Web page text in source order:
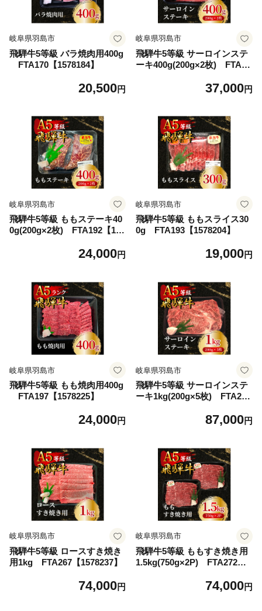
岐阜県羽島市
飛騨牛5等級 バラ焼肉用400g
FTA170【1578184】
20,500円
岐阜県羽島市
飛騨牛5等級 サーロインステ
ーキ400g(200g×2枚) FTA18
37,000円
岐阜県羽島市
飛騨牛5等級 ももステーキ40
0g(200g×2枚) FTA192【157
24,000円
岐阜県羽島市
飛騨牛5等級 ももスライス30
0g FTA193【1578204】
19,000円
岐阜県羽島市
飛騨牛5等級 もも焼肉用400g
FTA197【1578225】
24,000円
岐阜県羽島市
飛騨牛5等級 サーロインステ
ーキ1kg(200g×5枚) FTA266
87,000円
岐阜県羽島市
飛騨牛5等級 ロースすき焼き
用1kg FTA267【1578237】
74,000円
岐阜県羽島市
飛騨牛5等級 ももすき焼き用
1.5kg(750g×2P) FTA272【1
74,000円